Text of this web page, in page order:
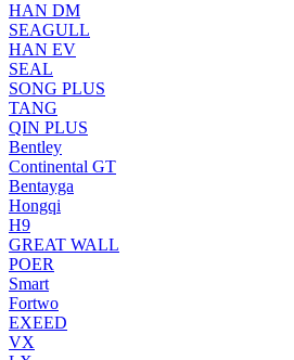
HAN DM
SEAGULL
HAN EV
SEAL
SONG PLUS
TANG
QIN PLUS
Bentley
Continental GT
Bentayga
Hongqi
H9
GREAT WALL
POER
Smart
Fortwo
EXEED
VX